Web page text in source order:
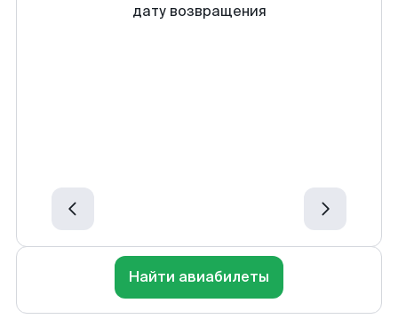
дату возвращения
Найти авиабилеты